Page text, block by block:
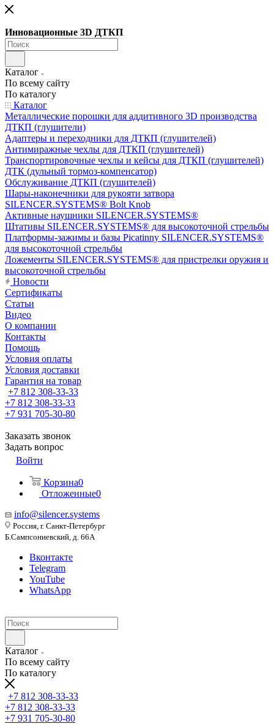
Инновационные 3D ДТКП
Каталог
По всему сайту
По каталогу
Каталог
Металлические порошки для аддитивного 3D производства
ДТКП (глушители)
Адаптеры и переходники для ДТКП (глушителей)
Антимиражные чехлы для ДТКП (глушителей)
Транспортировочные чехлы и кейсы для ДТКП (глушителей)
ДТК (дульный тормоз-компенсатор)
Обслуживание ДТКП (глушителей)
Шары-наконечники для рукояти затвора
SILENCER.SYSTEMS® Bolt Knob
Активные наушники SILENCER.SYSTEMS®
Штативы SILENCER.SYSTEMS® для высокоточной стрельбы
Платформы-зажимы и базы Picatinny SILENCER.SYSTEMS®
для высокоточной стрельбы
Ложементы SILENCER.SYSTEMS® для пристрелки оружия и
высокоточной стрельбы
Новости
Сертификаты
Статьи
Видео
О компании
Контакты
Помощь
Условия оплаты
Условия доставки
Гарантия на товар
+7 812 308-33-33
+7 812 308-33-33
+7 931 705-30-80
Заказать звонок
Задать вопрос
Войти
Корзина0
Отложенные0
info@silencer.systems
Россия, г. Санкт-Петербург
Б.Сампсониевский, д. 66А
Вконтакте
Telegram
YouTube
WhatsApp
Каталог
По всему сайту
По каталогу
+7 812 308-33-33
+7 812 308-33-33
+7 931 705-30-80